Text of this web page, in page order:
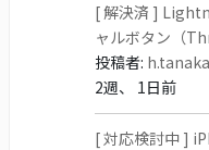
[ 解決済 ]
ャルボタン（
投稿者: h.tanaka
2週、 1日前
[ 対応検討中 ]